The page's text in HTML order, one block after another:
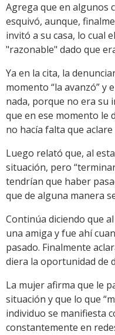
Agrega que en algunos
esquivó, aunque,
invitó a su casa, lo cual
"razonable" dado que
Ya en la cita, la
momento “la avanzó” y
nada, porque no era su
que en ese momento le
no hacía falta que aclare
Luego relató que, al
situación, pero
tendrían que haber
que de alguna manera
Continúa diciendo que
una amiga y fue ahí
pasado. Finalmente
diera la oportunidad de
La mujer afirma que le
situación y que lo que
individuo se manifiesta
constantemente en